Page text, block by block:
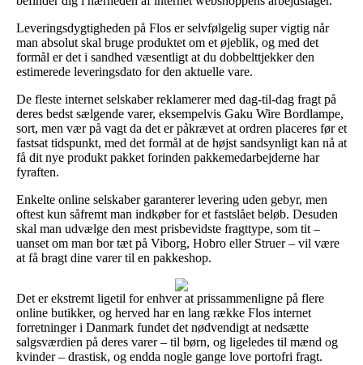
Leveringsdygtigheden på Flos er selvfølgelig super vigtig når
man absolut skal bruge produktet om et øjeblik, og med det
formål er det i sandhed væsentligt at du dobbelttjekker den
estimerede leveringsdato for den aktuelle vare.
De fleste internet selskaber reklamerer med dag-til-dag fragt på
deres bedst sælgende varer, eksempelvis Gaku Wire Bordlampe,
sort, men vær på vagt da det er påkrævet at ordren placeres før et
fastsat tidspunkt, med det formål at de højst sandsynligt kan nå at
få dit nye produkt pakket forinden pakkemedarbejderne har
fyraften.
Enkelte online selskaber garanterer levering uden gebyr, men
oftest kun såfremt man indkøber for et fastslået beløb. Desuden
skal man udvælge den mest prisbevidste fragttype, som tit –
uanset om man bor tæt på Viborg, Hobro eller Struer – vil være
at få bragt dine varer til en pakkeshop.
Det er ekstremt ligetil for enhver at prissammenligne på flere
online butikker, og herved har en lang række Flos internet
forretninger i Danmark fundet det nødvendigt at nedsætte
salgsværdien på deres varer – til børn, og ligeledes til mænd og
kvinder – drastisk, og endda nogle gange love portofri fragt.